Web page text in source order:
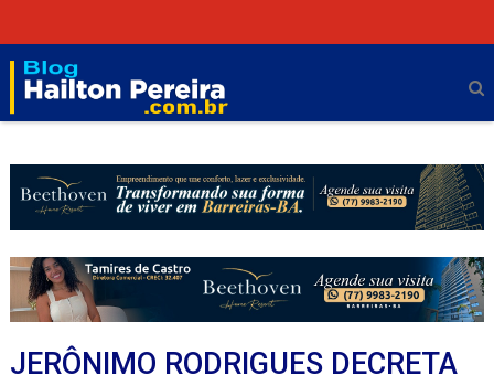
JERÔNIMO RODRIGUES DECRETA